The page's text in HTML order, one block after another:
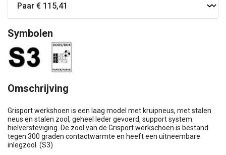
Symbolen
Omschrijving
Grisport werkshoen is een laag model met kruipneus, met stalen
neus en stalen zool, geheel leder gevoerd, support system
hielversteviging. De zool van de Grisport werkschoen is bestand
tegen 300 graden contactwarmte en heeft een uitneembare
inlegzool. (S3)